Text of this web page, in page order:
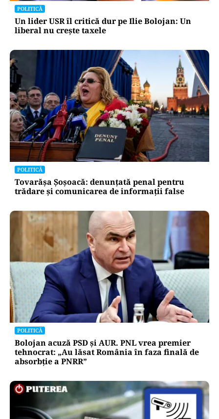
POLITICĂ
Un lider USR îl critică dur pe Ilie Bolojan: Un
liberal nu crește taxele
POLITICĂ
Tovarășa Șoșoacă: denunțată penal pentru
trădare și comunicarea de informații false
POLITICĂ
Bolojan acuză PSD și AUR. PNL vrea premier
tehnocrat: „Au lăsat România în faza finală de
absorbţie a PNRR”